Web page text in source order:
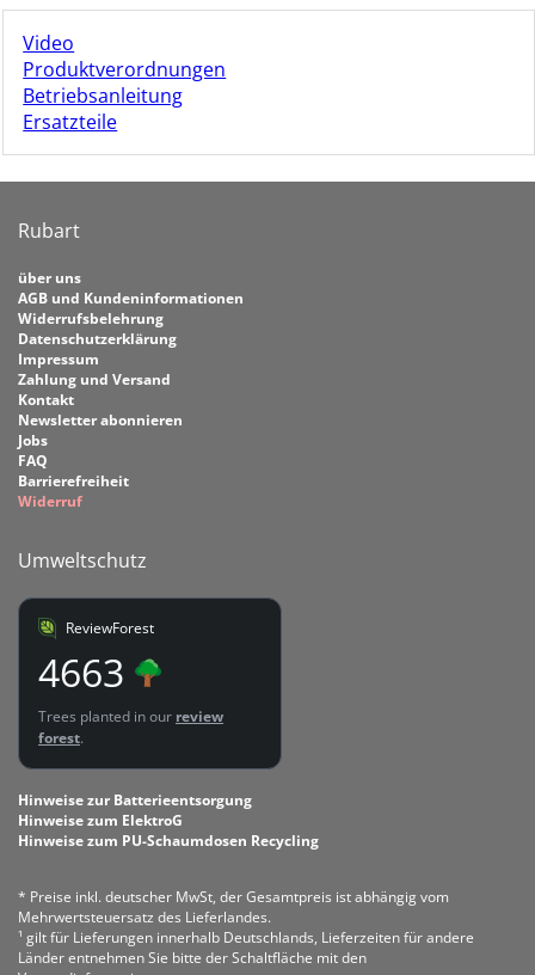
Video
Produktverordnungen
Betriebsanleitung
Ersatzteile
Rubart
über uns
AGB und Kundeninformationen
Widerrufsbelehrung
Datenschutzerklärung
Impressum
Zahlung und Versand
Kontakt
Newsletter abonnieren
Jobs
FAQ
Barrierefreiheit
Widerruf
Umweltschutz
ReviewForest
4663
Trees planted in our review
forest.
Hinweise zur Batterieentsorgung
Hinweise zum ElektroG
Hinweise zum PU-Schaumdosen Recycling
* Preise inkl. deutscher MwSt, der Gesamtpreis ist abhängig vom
Mehrwertsteuersatz des Lieferlandes.
¹ gilt für Lieferungen innerhalb Deutschlands, Lieferzeiten für andere
Länder entnehmen Sie bitte der Schaltfläche mit den